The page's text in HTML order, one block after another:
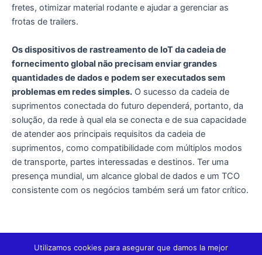
fretes, otimizar material rodante e ajudar a gerenciar as
frotas de trailers.
Os dispositivos de rastreamento de IoT da cadeia de
fornecimento global não precisam enviar grandes
quantidades de dados e podem ser executados sem
problemas em redes simples. O sucesso da cadeia de
suprimentos conectada do futuro dependerá, portanto, da
solução, da rede à qual ela se conecta e de sua capacidade
de atender aos principais requisitos da cadeia de
suprimentos, como compatibilidade com múltiplos modos
de transporte, partes interessadas e destinos. Ter uma
presença mundial, um alcance global de dados e um TCO
consistente com os negócios também será um fator crítico.
Fonte:Smart Industry
Utilizamos cookies para asegurar que damos la mejor